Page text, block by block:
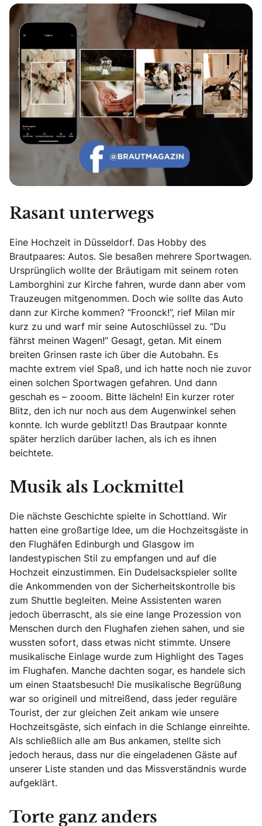
Echte Geschichten. Echte Emotionen.
Rasant unterwegs
Eine Hochzeit in Düsseldorf. Das Hobby des
Brautpaares: Autos. Sie besaßen mehrere Sportwagen.
Ursprünglich wollte der Bräutigam mit seinem roten
Lamborghini zur Kirche fahren, wurde dann aber vom
Trauzeugen mitgenommen. Doch wie sollte das Auto
dann zur Kirche kommen? “Froonck!”, rief Milan mir
kurz zu und warf mir seine Autoschlüssel zu. “Du
fährst meinen Wagen!” Gesagt, getan. Mit einem
breiten Grinsen raste ich über die Autobahn. Es
machte extrem viel Spaß, und ich hatte noch nie zuvor
einen solchen Sportwagen gefahren. Und dann
geschah es – zooom. Bitte lächeln! Ein kurzer roter
Blitz, den ich nur noch aus dem Augenwinkel sehen
konnte. Ich wurde geblitzt! Das Brautpaar konnte
später herzlich darüber lachen, als ich es ihnen
beichtete.
Musik als Lockmittel
Die nächste Geschichte spielte in Schottland. Wir
hatten eine großartige Idee, um die Hochzeitsgäste in
den Flughäfen Edinburgh und Glasgow im
landestypischen Stil zu empfangen und auf die
Hochzeit einzustimmen. Ein Dudelsackspieler sollte
die Ankommenden von der Sicherheitskontrolle bis
zum Shuttle begleiten. Meine Assistenten waren
jedoch überrascht, als sie eine lange Prozession von
Menschen durch den Flughafen ziehen sahen, und sie
wussten sofort, dass etwas nicht stimmte. Unsere
musikalische Einlage wurde zum Highlight des Tages
im Flughafen. Manche dachten sogar, es handele sich
um einen Staatsbesuch! Die musikalische Begrüßung
war so originell und mitreißend, dass jeder reguläre
Tourist, der zur gleichen Zeit ankam wie unsere
Hochzeitsgäste, sich einfach in die Schlange einreihte.
Als schließlich alle am Bus ankamen, stellte sich
jedoch heraus, dass nur die eingeladenen Gäste auf
unserer Liste standen und das Missverständnis wurde
aufgeklärt.
Torte ganz anders